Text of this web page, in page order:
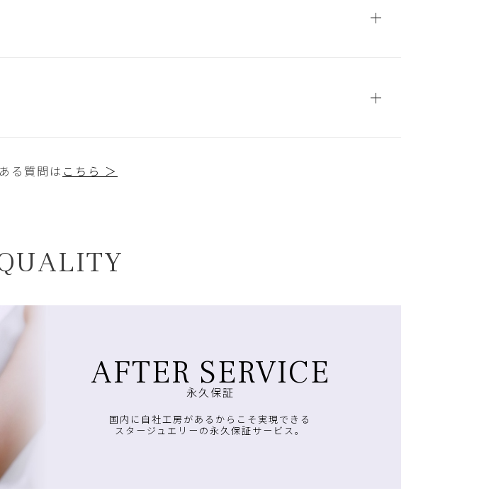
る質問は こちら ＞
AFTER SERVICE
永久保証
国内に自社工房があるからこそ実現できる
スタージュエリーの永久保証サービス。